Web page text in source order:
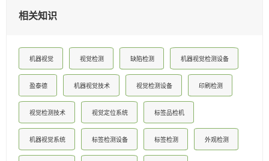
相关知识
机器视觉 视觉检测 缺陷检测 机器视觉检测设备
盈泰德 机器视觉技术 视觉检测设备 印刷检测
视觉检测技术 视觉定位系统 标签品检机
机器视觉系统 标签检测设备 标签检测 外观检测